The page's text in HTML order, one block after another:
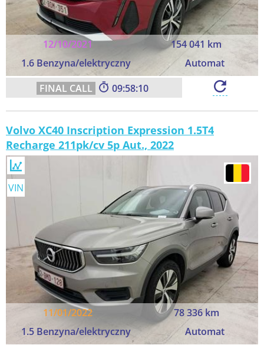
12/10/2021
154 041 km
1.6 Benzyna/elektryczny
Automat
09:58:09
Volvo XC40 Inscription Expression 1.5T4
Recharge 211pk/cv 5p Aut., 2022
11/01/2022
78 336 km
1.5 Benzyna/elektryczny
Automat
VIN